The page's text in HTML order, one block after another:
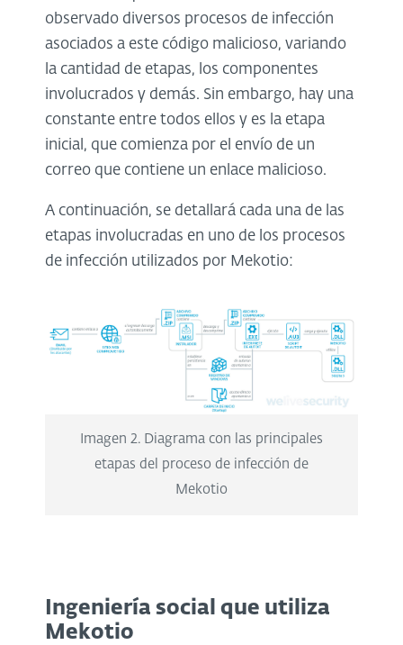
observado diversos procesos de infección
asociados a este código malicioso, variando
la cantidad de etapas, los componentes
involucrados y demás. Sin embargo, hay una
constante entre todos ellos y es la etapa
inicial, que comienza por el envío de un
correo que contiene un enlace malicioso.
A continuación, se detallará cada una de las
etapas involucradas en uno de los procesos
de infección utilizados por Mekotio:
Imagen 2. Diagrama con las principales
etapas del proceso de infección de
Mekotio
Ingeniería social que utiliza
Mekotio